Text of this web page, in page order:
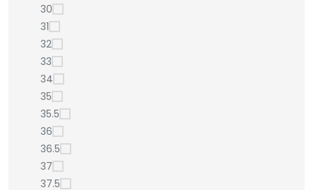
30
31
32
33
34
35
35.5
36
36.5
37
37.5